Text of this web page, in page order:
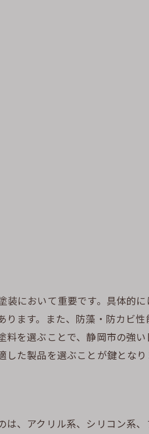
において重要です。具体的に
ます。また、防藻・防カビ性
を選ぶことで、静岡市の強い
た製品を選ぶことが鍵となり
、アクリル系、シリコン系